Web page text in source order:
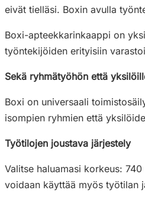
eivät tielläsi. Boxin avulla
Boxi-apteekkarinkaappi on
työntekijöiden erityisiin
Sekä ryhmätyöhön että
Boxi on universaali
isompien ryhmien että
Työtilojen joustava järjestely
Valitse haluamasi korkeus:
voidaan käyttää myös työtilan